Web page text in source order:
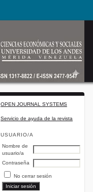
OPEN JOURNAL SYSTEMS
Servicio de ayuda de la revista
USUARIO/A
Nombre de
usuario/a
Contraseña
No cerrar sesión